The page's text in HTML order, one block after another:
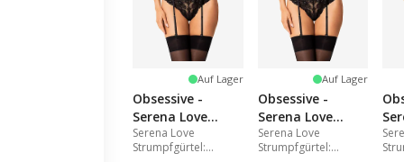
Auf Lager
Obsessive -
Serena Love
garter belt
XL/2XL
Serena Love
Strumpfgürtel:
Auf Lager
Obsessive -
Serena Love
Serena Love
Strumpfgürtel: